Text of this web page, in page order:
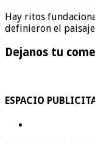
Hay ritos
definieron el
Dejanos tu
ESPACIO